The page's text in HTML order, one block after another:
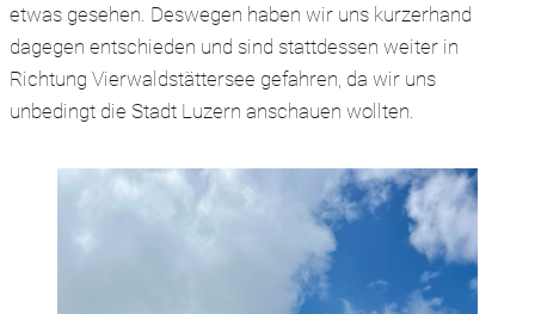
etwas gesehen. Deswegen haben wir uns kurzerhand
dagegen entschieden und sind stattdessen weiter in
Richtung Vierwaldstättersee gefahren, da wir uns
unbedingt die Stadt Luzern anschauen wollten.